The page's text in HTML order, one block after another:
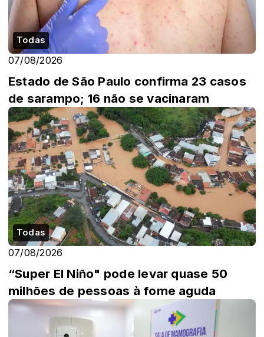
Todas
07/08/2026
Estado de São Paulo confirma 23 casos
de sarampo; 16 não se vacinaram
Todas
07/08/2026
“Super El Niño" pode levar quase 50
milhões de pessoas à fome aguda